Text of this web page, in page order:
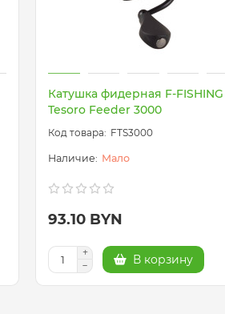
Катушка фидерная F-FISHING
Tesoro Feeder 3000
FTS3000
Мало
93.10 BYN
В корзину